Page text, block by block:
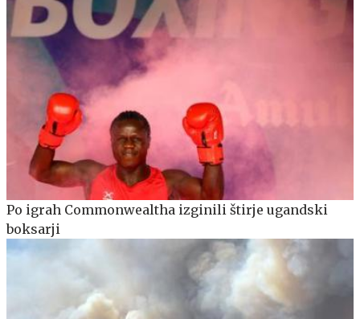
Po igrah Commonwealtha izginili štirje ugandski
boksarji